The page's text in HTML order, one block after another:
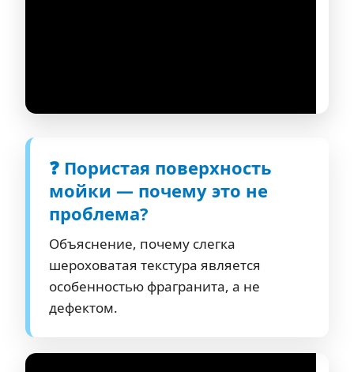
❓ Пористая поверхность
мойки — почему это не
проблема?
Объяснение, почему слегка
шероховатая текстура является
особенностью фрагранита, а не
дефектом.